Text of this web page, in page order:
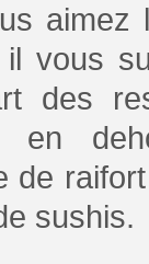
aimez
vous
des
de
sushis.